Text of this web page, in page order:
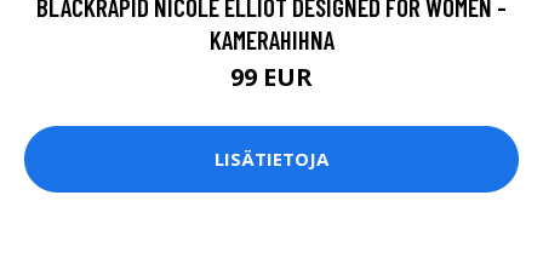
BLACKRAPID NICOLE ELLIOT DESIGNED FOR WOMEN -
KAMERAHIHNA
99 EUR
LISÄTIETOJA